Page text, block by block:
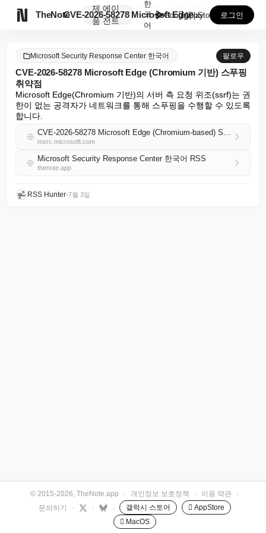
TheNote
제
품
에이
전트
CVE-2026-58278 Microsoft Edge ...
한
국
어
GooglePlay
AppStore 로그인
Microsoft Security Response Center 한국어 팔로우
CVE-2026-58278 Microsoft Edge (Chromium 기반) 스푸핑
취약점
Microsoft Edge(Chromium 기반)의 서버 측 요청 위조(ssrf)는 권
한이 없는 공격자가 네트워크를 통해 스푸핑을 수행할 수 있도록
합니다.
CVE-2026-58278 Microsoft Edge (Chromium-based) Spoofing Vulnerability
msrc.microsoft.com
Microsoft Security Response Center 한국어 RSS
thenote.app
RSS Hunter•7월 3일
© 2015-2026, TheNote.app · 개인정보 보호정책 · 이용 약관
·
문의하기
· · · 갤럭시 스토어
 AppStore
 MacOS